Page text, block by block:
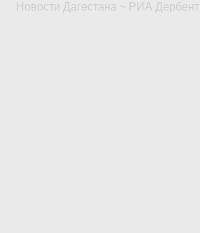
Новости Дагестана ~ РИА Дербент